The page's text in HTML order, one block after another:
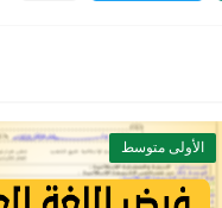
الأولى متوسط